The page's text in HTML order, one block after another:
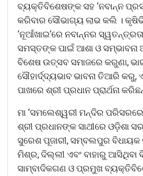
ବ୍ୟକ୍ତିବିଶେଷଙ୍କ ସହ ‘ନବାନ୍ନ
କରିବାର ସୌଭାଗ୍ୟ ଲାଭ କଲି ।
‘ନୂଆଁଖାଇ’ରେ ନବାନ୍ନର
ସମସ୍ତଙ୍କ ପାଇଁ ଆଶା ଓ ସମ୍ଭାବନା
ବିଶେଷ ଉତ୍ସବ ସମାଜରେ କରୁଣା,
ସୌହାର୍ଦ୍ଦ୍ୟଭାବ ଭାବନା ତିଆରି କରୁ,
ପାଖରେ ଶ୍ରୀ ପ୍ରଧାନ ପ୍ରାର୍ଥନା
ମା ‘ସମଲେଶ୍ୱରୀ ମନ୍ଦିର
ଶ୍ରୀ ପ୍ରଧାନଙ୍କ ସାଥୀରେ ଓଡ଼ିଶା
ସୁରେଶ ପୂଜାରୀ, ସମ୍ବଲପୁର ବିଧାୟକ
ମିଶ୍ର, ଦିଲ୍ଲୀ ଏବଂ ବାହାରୁ ଆସିଥିବା
ସାମ୍ବାଦିକଗଣ ଓ ପ୍ରମୁଖ